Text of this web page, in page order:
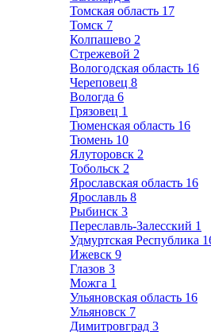
Томская область 17
Томск 7
Колпашево 2
Стрежевой 2
Вологодская область 16
Череповец 8
Вологда 6
Грязовец 1
Тюменская область 16
Тюмень 10
Ялуторовск 2
Тобольск 2
Ярославская область 16
Ярославль 8
Рыбинск 3
Переславль-Залесский 1
Удмуртская Республика
Ижевск 9
Глазов 3
Можга 1
Ульяновская область 16
Ульяновск 7
Димитровград 3